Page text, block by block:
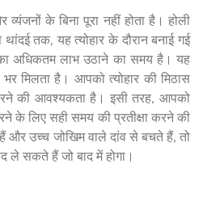
व्यंजनों के बिना पूरा नहीं होता है। होली
तक, यह त्योहार के दौरान बनाई गई
का अधिकतम लाभ उठाने का समय है। यह
मिलता है। आपको त्योहार की मिठास
की आवश्यकता है। इसी तरह, आपको
के लिए सही समय की प्रतीक्षा करने की
और उच्च जोखिम वाले दांव से बचते हैं, तो
सकते हैं जो बाद में होगा।